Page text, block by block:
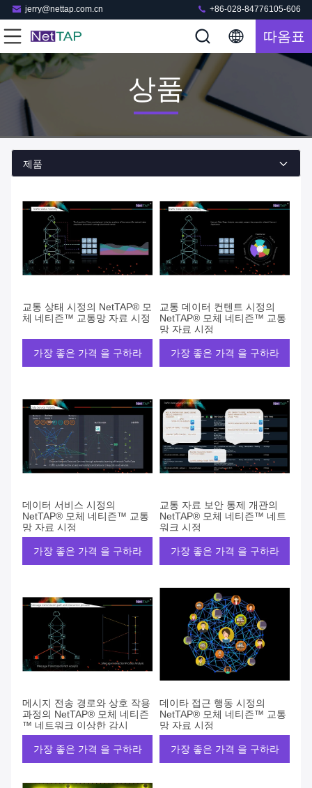
jerry@nettap.com.cn +86-028-84776105-606
따옴표
상품
제품
교통 상태 시정의 NetTAP® 모
체 네티즌™ 교통망 자료 시정
가장 좋은 가격 을 구하라
교통 데이터 컨텐트 시정의
NetTAP® 모체 네티즌™ 교통
망 자료 시정
가장 좋은 가격 을 구하라
데이터 서비스 시정의
NetTAP® 모체 네티즌™ 교통
망 자료 시정
가장 좋은 가격 을 구하라
교통 자료 보안 통제 개관의
NetTAP® 모체 네티즌™ 네트
워크 시정
가장 좋은 가격 을 구하라
메시지 전송 경로와 상호 작용
과정의 NetTAP® 모체 네티즌
™ 네트워크 이상한 감시
가장 좋은 가격 을 구하라
데이타 접근 행동 시정의
NetTAP® 모체 네티즌™ 교통
망 자료 시정
가장 좋은 가격 을 구하라